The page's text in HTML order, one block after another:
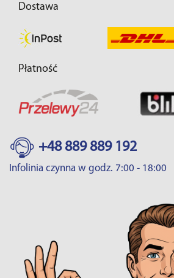
Dostawa
Płatność
+48 889 889 192
Infolinia czynna w godz. 7:00 - 18:00